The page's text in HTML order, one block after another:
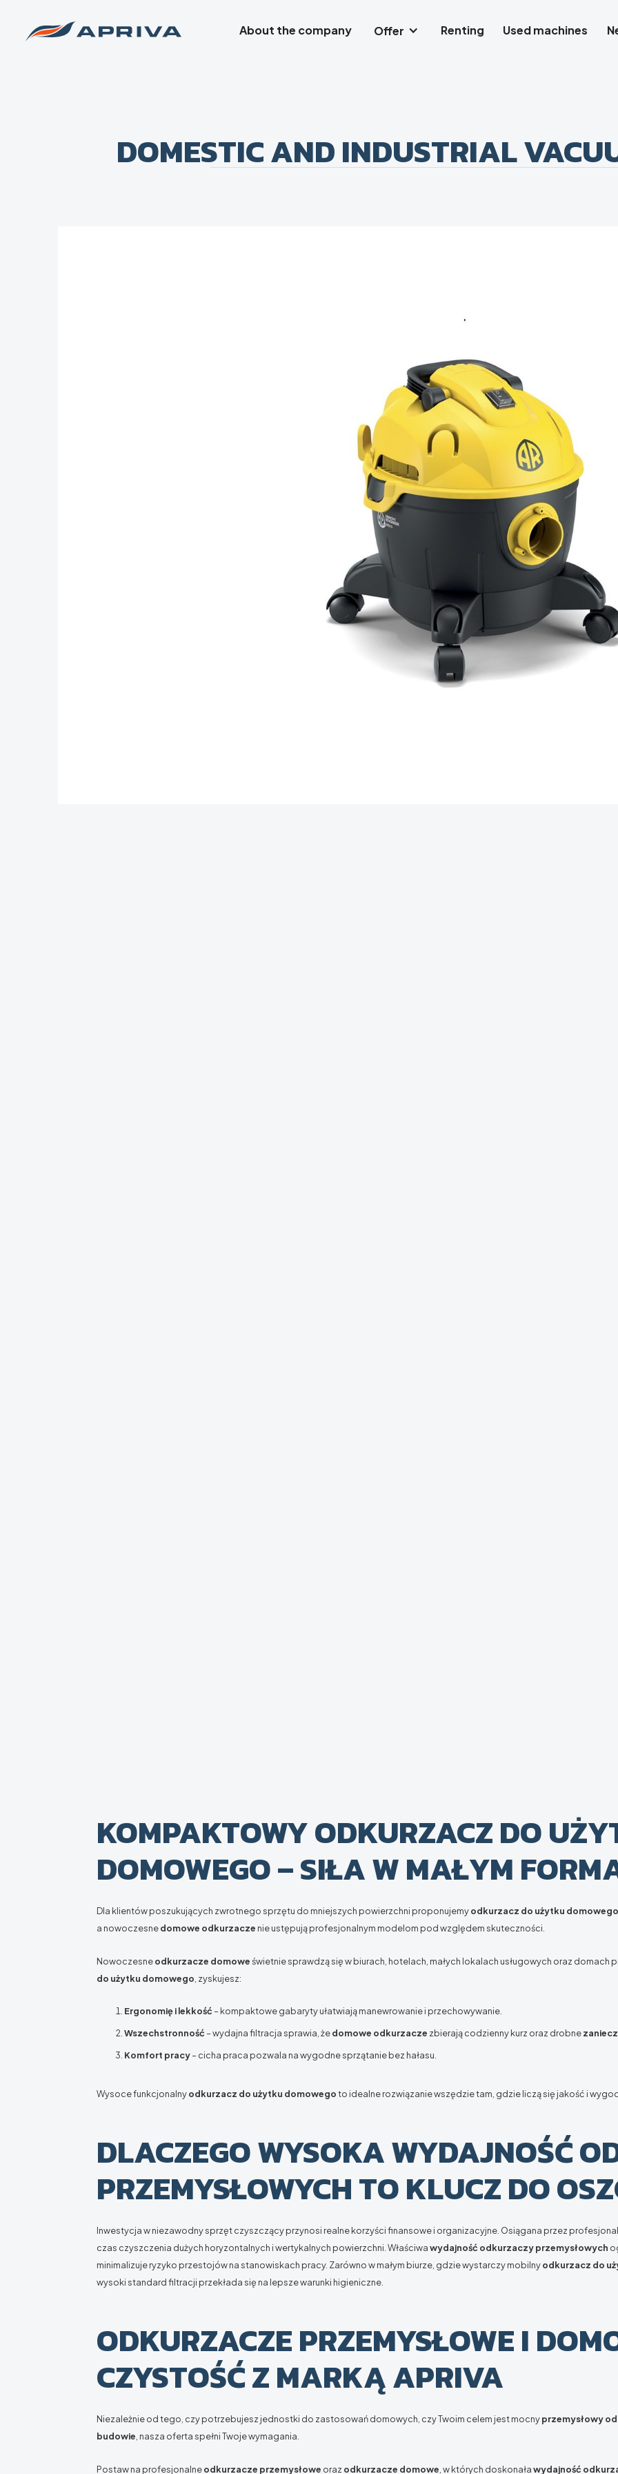
About the company Offer Renting Used machines
DOMESTIC AND INDUSTRIAL
KOMPAKTOWY ODKURZACZ DO
DOMOWEGO – SIŁA W MAŁYM
Dla klientów poszukujących zwrotnego sprzętu do mniejszych powierzchni proponujemyodkurzacz do użytku domowego
a nowoczesnedomowe odkurzacze nie ustępują profesjonalnym modelom pod względem skuteczności.
Nowoczesneodkurzacze domoweświetnie sprawdzą się w biurach, hotelach, małych lokalach usługowych oraz
do użytku domowego , zyskujesz:
Ergonomię i lekkość – kompaktowe gabaryty ułatwiają manewrowanie i przechowywanie.
Wszechstronność – wydajna filtracja sprawia, żedomowe odkurzacze zbierają codzienny kurz oraz drobne
Komfort pracy– cicha praca pozwala na wygodne sprzątanie bez hałasu.
Wysoce funkcjonalnyodkurzacz do użytku domowegoto idealne rozwiązanie wszędzie tam, gdzie liczą się jakość i
DLACZEGO WYSOKA WYDAJNOŚĆ
PRZEMYSŁOWYCH TO KLUCZ DO
Inwestycja w niezawodny sprzęt czyszczący przynosi realne korzyści finansowe i organizacyjne. Osiągana przez
czas czyszczenia dużych horyzontalnych i wertykalnych powierzchni. Właściwawydajność odkurzaczy przemysłowych
minimalizuje ryzyko przestojów na stanowiskach pracy. Zarówno w małym biurze, gdzie wystarczy mobilnyodkurzacz do
wysoki standard filtracji przekłada się na lepsze warunki higieniczne.
ODKURZACZE PRZEMYSŁOWE I
CZYSTOŚĆ Z MARKĄ APRIVA
Niezależnie od tego, czy potrzebujesz jednostki do zastosowań domowych, czy Twoim celem jest mocnyprzemysłowy
budowie, nasza oferta spełni Twoje wymagania.
Postaw na profesjonalneodkurzacze przemysłowe oraz odkurzacze domowe , w których doskonaławydajność